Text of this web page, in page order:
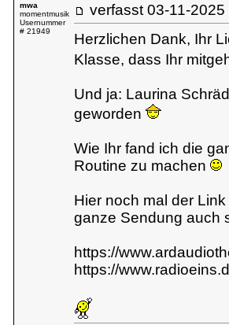
mwa
momentmusik
Usernummer
# 21949
verfasst 03-11-
Herzlichen Dank, Ihr
Klasse, dass Ihr
Und ja: Laurina
geworden
Wie Ihr fand ich die
Routine zu machen
Hier noch mal der
ganze Sendung auch
https://
https://